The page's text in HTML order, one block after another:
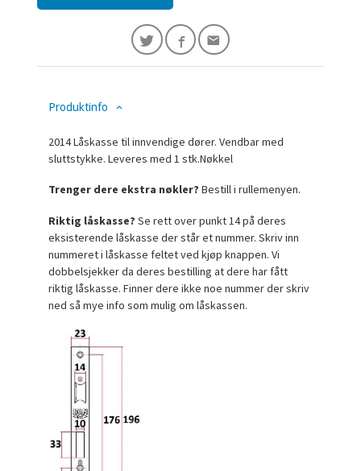
Produktinfo
2014 Låskasse til innvendige dører. Vendbar med
sluttstykke. Leveres med 1 stk.Nøkkel
Trenger dere ekstra nøkler?Bestill i rullemenyen.
Riktig låskasse? Se rett over punkt 14 på deres
eksisterende låskasse der står et nummer. Skriv inn
nummeret i låskasse feltet ved kjøp knappen. Vi
dobbelsjekker da deres bestilling at dere har fått
riktig låskasse. Finner dere ikke noe nummer der skriv
ned så mye info som mulig om låskassen.